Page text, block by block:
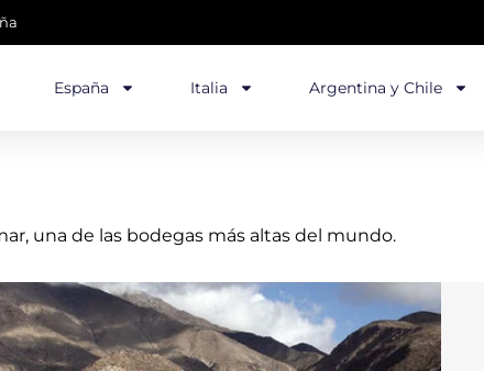
España Italia Argentina y Chile
una de las bodegas más altas del mundo.